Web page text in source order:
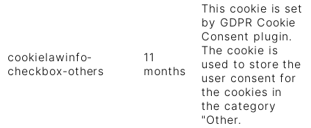
cookielawinfo-
checkbox-others
11
months
This cookie is set
by GDPR Cookie
Consent plugin.
The cookie is
used to store the
user consent for
the cookies in
the category
"Other.